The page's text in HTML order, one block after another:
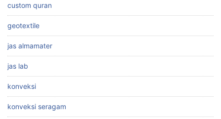
custom quran
geotextile
jas almamater
jas lab
konveksi
konveksi seragam